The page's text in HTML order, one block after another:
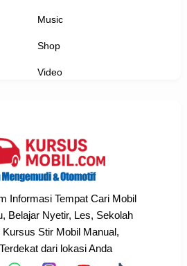
Music
Shop
Video
Informasi Tempat Cari Mobil
Belajar Nyetir, Les, Sekolah
Stir Mobil Manual,
dari lokasi Anda